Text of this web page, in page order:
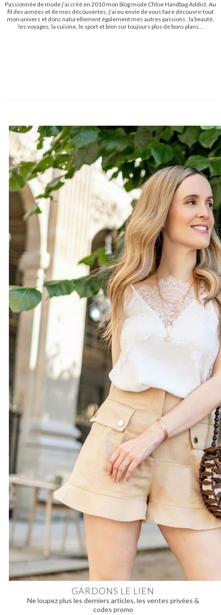
Passionnée de mode j'ai créé en 2010 mon blog mode Chloe Handbag Addict. Au
fil des années et de mes découvertes, j'ai eu envie de vous faire découvrir tout
mon univers et donc naturellement également mes autres passions : la beauté,
les voyages, la cuisine, le sport et bien sur toujours plus de bons plans...
GARDONS LE LIEN
Ne loupez plus les derniers articles, les ventes privées &
codes promo